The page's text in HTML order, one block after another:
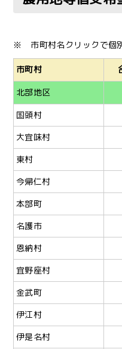
※ 市町村名クリックで個
市町村
北部地区
国頭村
大宜味村
東村
今帰仁村
本部町
名護市
恩納村
宜野座村
金武町
伊江村
伊是名村